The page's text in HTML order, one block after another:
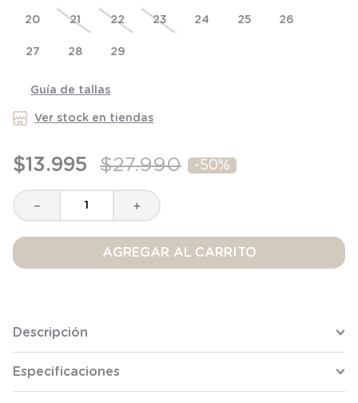
20 21 22 23 24 25 26
27 28 29
Guía de tallas
Ver stock en tiendas
$13.995 $27.990 -50%
＋
－
AGREGAR AL CARRITO
Descripción
Especificaciones
9.
saco
10
zapatillas niño